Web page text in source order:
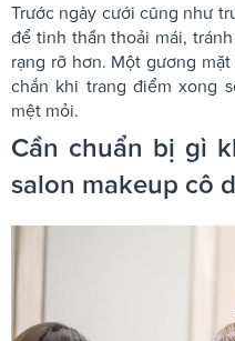
Trước ngày cưới cũng như
để tinh thần thoải mái,
rạng rỡ hơn. Một gương
chắn khi trang điểm xong
mệt mỏi.
Cần chuẩn bị gì
salon makeup cô